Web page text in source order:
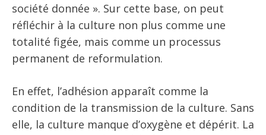
société donnée ». Sur cette base, on peut
réfléchir à la culture non plus comme une
totalité figée, mais comme un processus
permanent de reformulation.
En effet, l’adhésion apparaît comme la
condition de la transmission de la culture. Sans
elle, la culture manque d’oxygène et dépérit. La